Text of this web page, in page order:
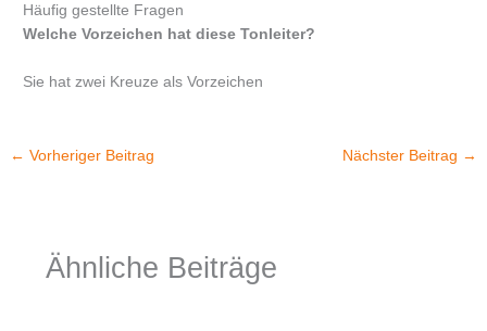
Häufig gestellte Fragen
Welche Vorzeichen hat diese Tonleiter?
Sie hat zwei Kreuze als Vorzeichen
← Vorheriger Beitrag Nächster Beitrag →
Ähnliche Beiträge